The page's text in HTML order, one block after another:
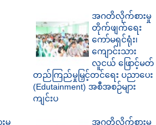
အဂတိလိုက်စားမှု
တိုက်ဖျက်ရေး
ကော်မရှင်ရုံး၊
ကျောင်းသား
လူငယ် ဖြောင့်မတ်
တည်ကြည်မှုမြှင့်တင်ရေး ပညာပေး
(Edutainment) အစီအစဉ်များ
ကျင်းပ
မှု
အဂတိလိုက်စားမှု